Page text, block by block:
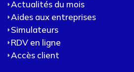
Actualités du mois
Aides aux entreprises
Simulateurs
RDV en ligne
Accès client